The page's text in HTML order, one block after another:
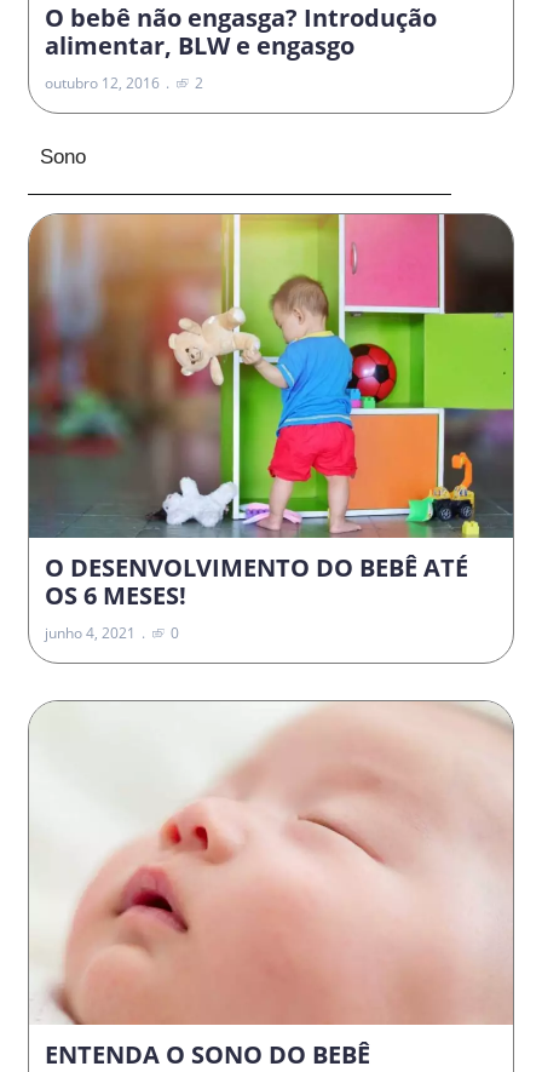
O bebê não engasga? Introdução
alimentar, BLW e engasgo
outubro 12, 2016 2
Sono
O DESENVOLVIMENTO DO BEBÊ ATÉ
OS 6 MESES!
junho 4, 2021 0
ENTENDA O SONO DO BEBÊ